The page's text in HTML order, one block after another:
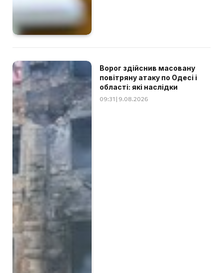
Ворог здійснив масовану
повітряну атаку по Одесі і
області: які наслідки
09:31 | 9.08.2026